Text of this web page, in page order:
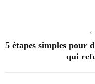
5 étapes simples pour
qui